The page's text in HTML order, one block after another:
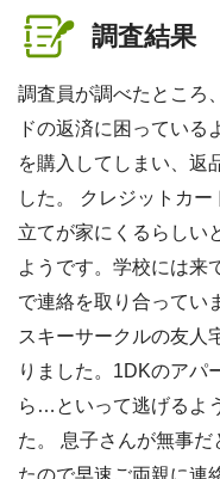
調査結果
調査員が調べたところ
ドの返済に困っている
を購入してしまい、返
した。 クレジットカ
立てが家にくるらしい
ようです。学校には来
で連絡を取り合ってい
スキーサークルの友人
りました。1DKのアパ
ら…といって逃げるよ
た。 息子さんが無事
たので早速ご両親に連